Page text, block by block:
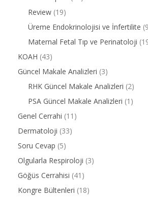
Review (19)
Üreme Endokrinolojisi ve İnfertilite
Maternal Fetal Tıp ve Perinatoloji
KOAH (43)
Güncel Makale Analizleri (3)
RHK Güncel Makale Analizleri (2)
PSA Güncel Makale Analizleri (1)
Genel Cerrahi (11)
Dermatoloji (33)
Soru Cevap (5)
Olgularla Respiroloji (3)
Göğüs Cerrahisi (41)
Kongre Bültenleri (18)